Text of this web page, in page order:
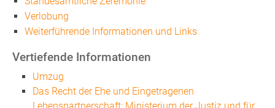
Verlobung
Weiterführende Informationen und Links
Vertiefende Informationen
Umzug
Das Recht der Ehe und Eingetragenen